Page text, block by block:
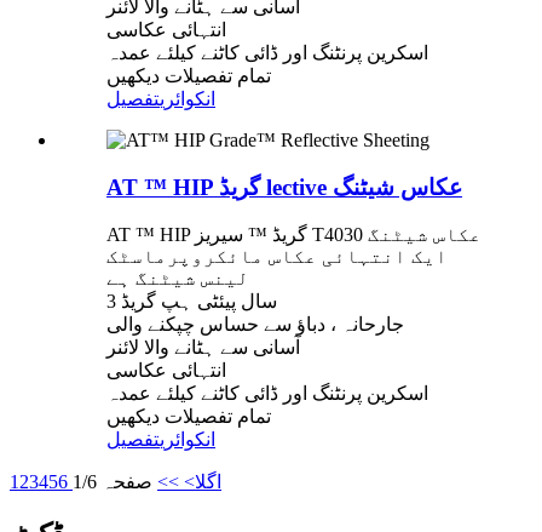
آسانی سے ہٹانے والا لائنر
انتہائی عکاسی
اسکرین پرنٹنگ اور ڈائی کاٹنے کیلئے عمدہ
تمام تفصیلات دیکھیں
انکوائریتفصیل
AT ™ HIP گریڈ lective عکاس شیٹنگ
AT ™ HIP گریڈ ™ سیریز T4030 عکاس شیٹنگ
ایک انتہائی عکاس مائکروپرماسٹک
لینس شیٹنگ ہے
3 سال پیئٹی ہپ گریڈ
جارحانہ ، دباؤ سے حساس چپکنے والی
آسانی سے ہٹانے والا لائنر
انتہائی عکاسی
اسکرین پرنٹنگ اور ڈائی کاٹنے کیلئے عمدہ
تمام تفصیلات دیکھیں
انکوائریتفصیل
123456 اگلا> >> صفحہ 1/6